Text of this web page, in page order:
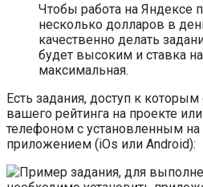
Чтобы работа на Яндексе
несколько долларов в
качественно делать
будет высоким и ставка
максимальная.
Есть задания, доступ к
вашего рейтинга на проекте
телефоном с установленным
приложением (iOs или Android):